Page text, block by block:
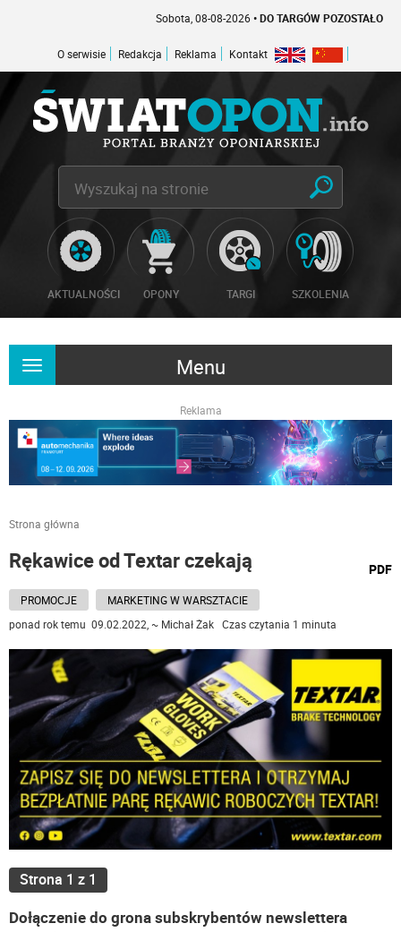
Sobota, 08-08-2026• DO TARGÓW POZOSTAŁO -1 DNI
O serwisie Redakcja Reklama Kontakt
AKTUALNOŚCI OPONY TARGI SZKOLENIA
Menu
Rozwiń
Reklama
Strona główna
Rękawice od Textar czekają PDF
PROMOCJE
MARKETING W WARSZTACIE
ponad rok temu 09.02.2022, ~ Michał Żak Czas czytania 1 minuta
Strona 1 z 1
Dołączenie do grona subskrybentów newslettera